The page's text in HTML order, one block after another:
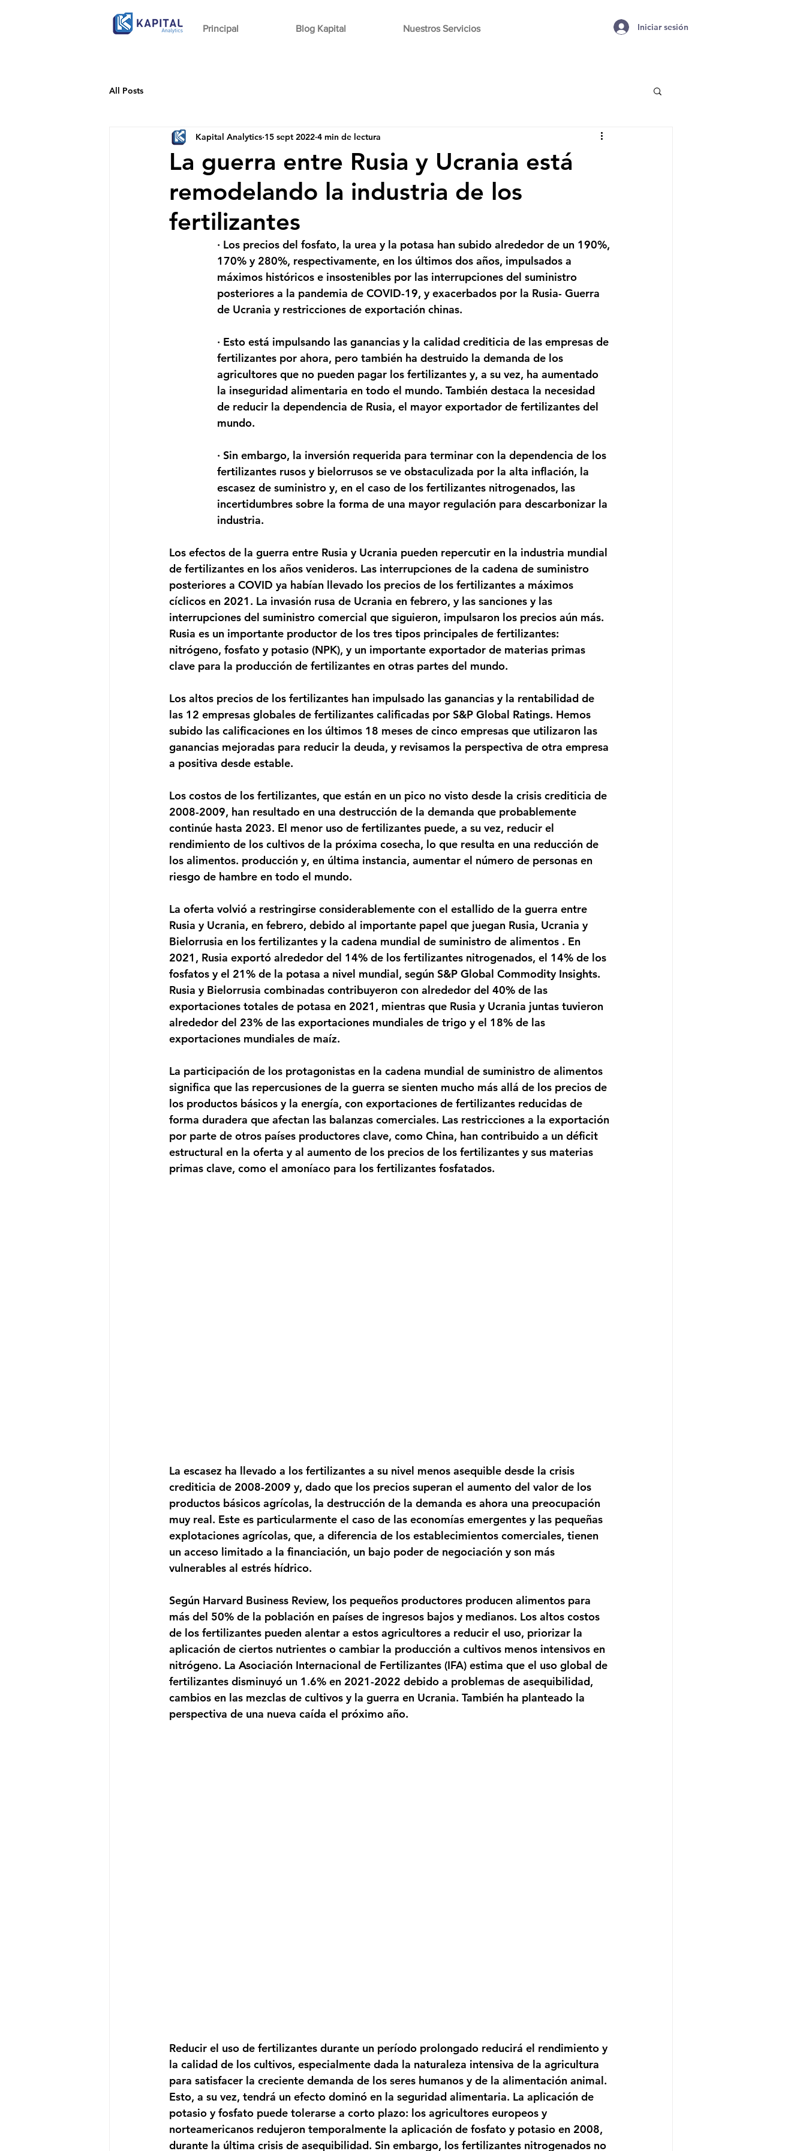
Principal Blog Kapital Nuestros Servicios Iniciar sesión
All Posts
La guerra entre Rusia y Ucrania está
remodelando la industria de los
fertilizantes
Kapital Analytics 15 sept 2022 4 min de lectura
· Los precios del fosfato, la urea y la potasa han subido alrededor de un 190%,
170% y 280%, respectivamente, en los últimos dos años, impulsados ​​a
máximos históricos e insostenibles por las interrupciones del suministro
posteriores a la pandemia de COVID-19, y exacerbados por la Rusia- Guerra
de Ucrania y restricciones de exportación chinas.
· Esto está impulsando las ganancias y la calidad crediticia de las empresas de
fertilizantes por ahora, pero también ha destruido la demanda de los
agricultores que no pueden pagar los fertilizantes y, a su vez, ha aumentado
la inseguridad alimentaria en todo el mundo. También destaca la necesidad
de reducir la dependencia de Rusia, el mayor exportador de fertilizantes del
mundo.
· Sin embargo, la inversión requerida para terminar con la dependencia de los
fertilizantes rusos y bielorrusos se ve obstaculizada por la alta inflación, la
escasez de suministro y, en el caso de los fertilizantes nitrogenados, las
incertidumbres sobre la forma de una mayor regulación para descarbonizar la
industria.
Los efectos de la guerra entre Rusia y Ucrania pueden repercutir en la industria mundial
de fertilizantes en los años venideros. Las interrupciones de la cadena de suministro
posteriores a COVID ya habían llevado los precios de los fertilizantes a máximos
cíclicos en 2021. La invasión rusa de Ucrania en febrero, y las sanciones y las
interrupciones del suministro comercial que siguieron, impulsaron los precios aún más.
Rusia es un importante productor de los tres tipos principales de fertilizantes:
nitrógeno, fosfato y potasio (NPK), y un importante exportador de materias primas
clave para la producción de fertilizantes en otras partes del mundo.
Los altos precios de los fertilizantes han impulsado las ganancias y la rentabilidad de
las 12 empresas globales de fertilizantes calificadas por S&P Global Ratings. Hemos
subido las calificaciones en los últimos 18 meses de cinco empresas que utilizaron las
ganancias mejoradas para reducir la deuda, y revisamos la perspectiva de otra empresa
a positiva desde estable.
Los costos de los fertilizantes, que están en un pico no visto desde la crisis crediticia de
2008-2009, han resultado en una destrucción de la demanda que probablemente
continúe hasta 2023. El menor uso de fertilizantes puede, a su vez, reducir el
rendimiento de los cultivos de la próxima cosecha, lo que resulta en una reducción de
los alimentos. producción y, en última instancia, aumentar el número de personas en
riesgo de hambre en todo el mundo.
La oferta volvió a restringirse considerablemente con el estallido de la guerra entre
Rusia y Ucrania, en febrero, debido al importante papel que juegan Rusia, Ucrania y
Bielorrusia en los fertilizantes y la cadena mundial de suministro de alimentos . En
2021, Rusia exportó alrededor del 14% de los fertilizantes nitrogenados, el 14% de los
fosfatos y el 21% de la potasa a nivel mundial, según S&P Global Commodity Insights.
Rusia y Bielorrusia combinadas contribuyeron con alrededor del 40% de las
exportaciones totales de potasa en 2021, mientras que Rusia y Ucrania juntas tuvieron
alrededor del 23% de las exportaciones mundiales de trigo y el 18% de las
exportaciones mundiales de maíz.
La participación de los protagonistas en la cadena mundial de suministro de alimentos
significa que las repercusiones de la guerra se sienten mucho más allá de los precios de
los productos básicos y la energía, con exportaciones de fertilizantes reducidas de
forma duradera que afectan las balanzas comerciales. Las restricciones a la exportación
por parte de otros países productores clave, como China, han contribuido a un déficit
estructural en la oferta y al aumento de los precios de los fertilizantes y sus materias
primas clave, como el amoníaco para los fertilizantes fosfatados.
La escasez ha llevado a los fertilizantes a su nivel menos asequible desde la crisis
crediticia de 2008-2009 y, dado que los precios superan el aumento del valor de los
productos básicos agrícolas, la destrucción de la demanda es ahora una preocupación
muy real. Este es particularmente el caso de las economías emergentes y las pequeñas
explotaciones agrícolas, que, a diferencia de los establecimientos comerciales, tienen
un acceso limitado a la financiación, un bajo poder de negociación y son más
vulnerables al estrés hídrico.
Según Harvard Business Review, los pequeños productores producen alimentos para
más del 50% de la población en países de ingresos bajos y medianos. Los altos costos
de los fertilizantes pueden alentar a estos agricultores a reducir el uso, priorizar la
aplicación de ciertos nutrientes o cambiar la producción a cultivos menos intensivos en
nitrógeno. La Asociación Internacional de Fertilizantes (IFA) estima que el uso global de
fertilizantes disminuyó un 1.6% en 2021-2022 debido a problemas de asequibilidad,
cambios en las mezclas de cultivos y la guerra en Ucrania. También ha planteado la
perspectiva de una nueva caída el próximo año.
Reducir el uso de fertilizantes durante un período prolongado reducirá el rendimiento y
la calidad de los cultivos, especialmente dada la naturaleza intensiva de la agricultura
para satisfacer la creciente demanda de los seres humanos y de la alimentación animal.
Esto, a su vez, tendrá un efecto dominó en la seguridad alimentaria. La aplicación de
potasio y fosfato puede tolerarse a corto plazo: los agricultores europeos y
norteamericanos redujeron temporalmente la aplicación de fosfato y potasio en 2008,
durante la última crisis de asequibilidad. Sin embargo, los fertilizantes nitrogenados no